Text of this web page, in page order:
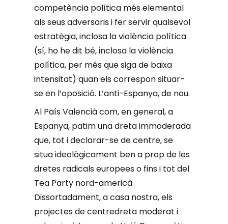
competència política més elemental
als seus adversaris i fer servir qualsevol
estratègia, inclosa la violència política
(sí, ho he dit bé, inclosa la violència
política, per més que siga de baixa
intensitat) quan els correspon situar-
se en l’oposició. L’anti-Espanya, de nou.
Al País Valencià com, en general, a
Espanya, patim una dreta immoderada
que, tot i declarar-se de centre, se
situa ideològicament ben a prop de les
dretes radicals europees o fins i tot del
Tea Party nord-americà.
Dissortadament, a casa nostra, els
projectes de centredreta moderat i